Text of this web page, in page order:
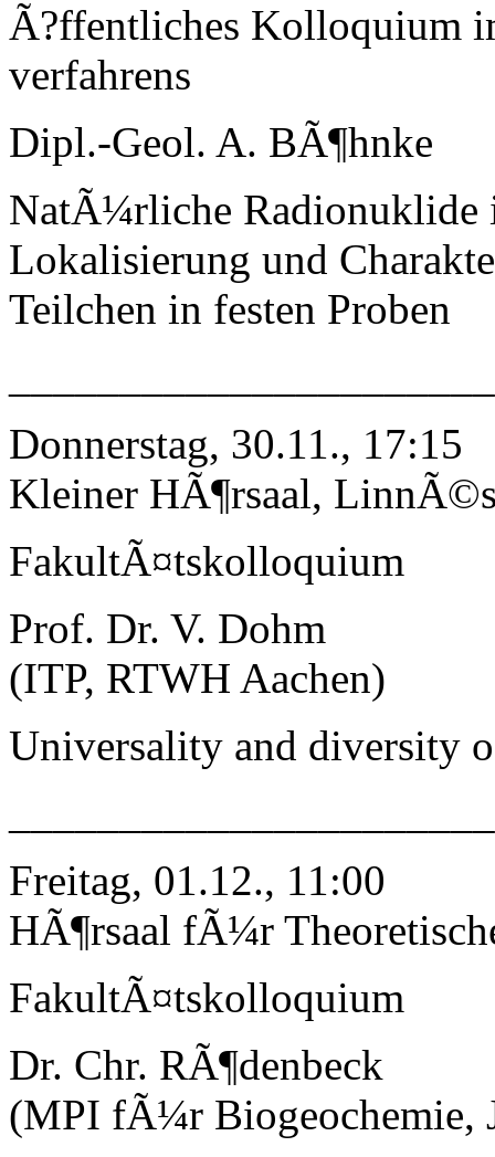
Ã?ffentliches Kolloquium
verfahrens
Dipl.-Geol. A. BÃ¶hnke
NatÃ¼rliche Radionuklide
Lokalisierung und
Teilchen in festen Proben
Donnerstag, 30.11., 17:15
Kleiner HÃ¶rsaal,
FakultÃ¤tskolloquium
Prof. Dr. V. Dohm
(ITP, RTWH Aachen)
Universality and diversity
Freitag, 01.12., 11:00
HÃ¶rsaal fÃ¼r
FakultÃ¤tskolloquium
Dr. Chr. RÃ¶denbeck
(MPI fÃ¼r Biogeochemie,